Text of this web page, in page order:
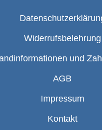
Widerrufsbelehrung
und
AGB
Impressum
Kontakt